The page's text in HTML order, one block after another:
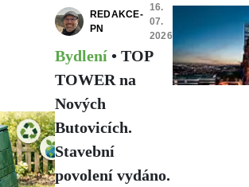
26. 07.
2026
REDAKCE-
PN
16.
07.
2026
Bydlení • TOP
TOWER na
Nových
Butovicích.
Stavební
povolení vydáno.